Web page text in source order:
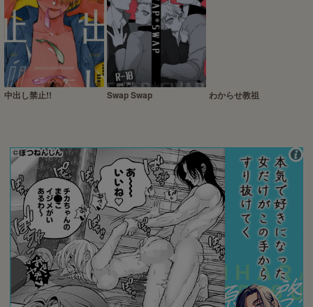
中出し禁止!! Swap Swap わからせ教祖